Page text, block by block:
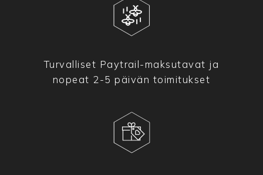
Turvalliset Paytrail-maksutavat ja
nopeat 2-5 päivän toimitukset